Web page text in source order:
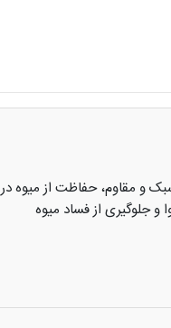
سبک و مقاوم، حفاظت از میوه در
جلوگیری از فساد میوه